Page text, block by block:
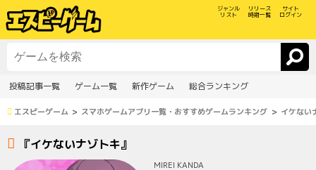
ジャンル
リスト
リリース
時期一覧
サイト
ログイン
投稿記事一覧 ゲーム一覧 新作ゲーム 総合ランキング
エスピーゲーム スマホゲームアプリ一覧・おすすめゲームランキング イケない
『イケないナゾトキ』
MIREI KANDA